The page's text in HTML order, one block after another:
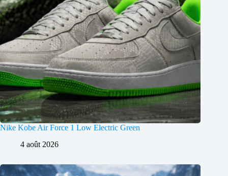
Nike Kobe Air Force 1 Low Electric Green
4 août 2026